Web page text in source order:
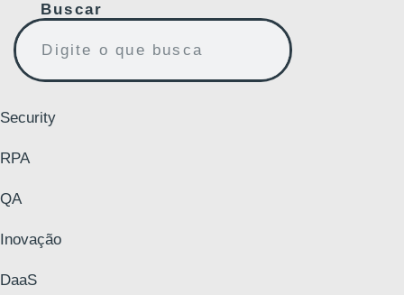
Buscar
Security
RPA
QA
Inovação
DaaS